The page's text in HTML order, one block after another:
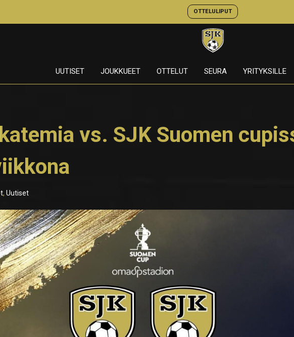
OTTELULIPUT
UUTISET JOUKKUEET OTTELUT SEURA YRITYKSILLE
vs. SJK Suomen
,Uutiset